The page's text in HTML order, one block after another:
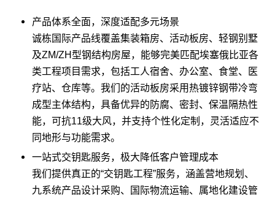
产品体系全面，深度适配多元场景
诚栋国际产品线覆盖集装箱房、活动板房、轻钢别墅
及ZM/ZH型钢结构房屋，能够完美匹配埃塞俄比亚各
类工程项目需求，包括工人宿舍、办公室、食堂、医
疗站、仓库等。我们的活动板房采用热镀锌钢带冷弯
成型主体结构，具备优异的防腐、密封、保温隔热性
能，可抗11级大风，并支持个性化定制，灵活适应不
同地形与功能需求。
一站式交钥匙服务，极大降低客户管理成本
我们提供真正的“交钥匙工程”服务，涵盖营地规划、
九系统产品设计采购、国际物流运输、属地化建设管